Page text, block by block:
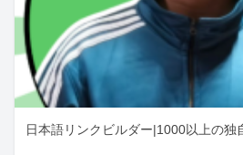
日本語リンクビルダー|1000以上の独